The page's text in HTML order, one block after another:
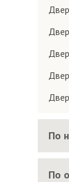
По
По